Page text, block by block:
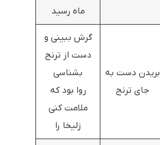
ماه رسید
بریدن دست به
جای ترنج
گرش ببینی و
دست از ترنج
بشناسی
روا بود که
ملامت کنی
زلیخا را